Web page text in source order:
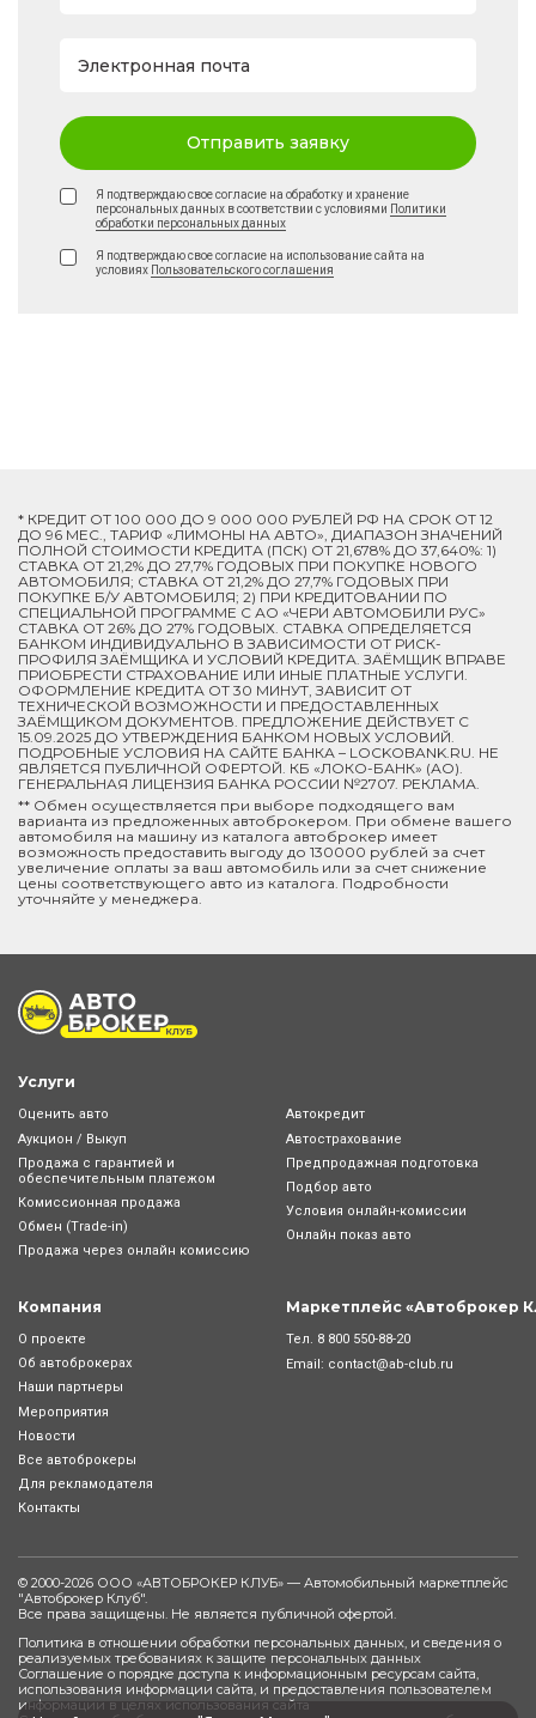
Электронная почта
Отправить заявку
Я подтверждаю свое согласие на обработку и хранение
персональных данных в соответствии с условиями Политики
обработки персональных данных
Я подтверждаю свое согласие на использование сайта на
условиях Пользовательского соглашения
* КРЕДИТ ОТ 100 000 ДО 9 000 000 РУБЛЕЙ РФ НА СРОК ОТ 12
ДО 96 МЕС., ТАРИФ «ЛИМОНЫ НА АВТО», ДИАПАЗОН ЗНАЧЕНИЙ
ПОЛНОЙ СТОИМОСТИ КРЕДИТА (ПСК) ОТ 21,678% ДО 37,640%: 1)
СТАВКА ОТ 21,2% ДО 27,7% ГОДОВЫХ ПРИ ПОКУПКЕ НОВОГО
АВТОМОБИЛЯ; СТАВКА ОТ 21,2% ДО 27,7% ГОДОВЫХ ПРИ
ПОКУПКЕ Б/У АВТОМОБИЛЯ; 2) ПРИ КРЕДИТОВАНИИ ПО
СПЕЦИАЛЬНОЙ ПРОГРАММЕ C АО «ЧЕРИ АВТОМОБИЛИ РУС»
СТАВКА ОТ 26% ДО 27% ГОДОВЫХ. СТАВКА ОПРЕДЕЛЯЕТСЯ
БАНКОМ ИНДИВИДУАЛЬНО В ЗАВИСИМОСТИ ОТ РИСК-
ПРОФИЛЯ ЗАЁМЩИКА И УСЛОВИЙ КРЕДИТА. ЗАЁМЩИК ВПРАВЕ
ПРИОБРЕСТИ СТРАХОВАНИЕ ИЛИ ИНЫЕ ПЛАТНЫЕ УСЛУГИ.
ОФОРМЛЕНИЕ КРЕДИТА ОТ 30 МИНУТ, ЗАВИСИТ ОТ
ТЕХНИЧЕСКОЙ ВОЗМОЖНОСТИ И ПРЕДОСТАВЛЕННЫХ
ЗАЁМЩИКОМ ДОКУМЕНТОВ. ПРЕДЛОЖЕНИЕ ДЕЙСТВУЕТ С
15.09.2025 ДО УТВЕРЖДЕНИЯ БАНКОМ НОВЫХ УСЛОВИЙ.
ПОДРОБНЫЕ УСЛОВИЯ НА САЙТЕ БАНКА – LOCKOBANK.RU. НЕ
ЯВЛЯЕТСЯ ПУБЛИЧНОЙ ОФЕРТОЙ. КБ «ЛОКО-БАНК» (АО).
ГЕНЕРАЛЬНАЯ ЛИЦЕНЗИЯ БАНКА РОССИИ №2707. РЕКЛАМА.
** Обмен осуществляется при выборе подходящего вам
варианта из предложенных автоброкером. При обмене вашего
автомобиля на машину из каталога автоброкер имеет
возможность предоставить выгоду до 130000 рублей за счет
увеличение оплаты за ваш автомобиль или за счет снижение
цены соответствующего авто из каталога. Подробности
уточняйте у менеджера.
Услуги
Оценить авто
Аукцион / Выкуп
Продажа с гарантией и
обеспечительным платежом
Комиссионная продажа
Обмен (Trade-in)
Продажа через онлайн комиссию
Автокредит
Автострахование
Предпродажная подготовка
Подбор авто
Условия онлайн-комиcсии
Онлайн показ авто
Компания
О проекте
Об автоброкерах
Наши партнеры
Мероприятия
Новости
Все автоброкеры
Для рекламодателя
Контакты
Маркетплейс «Автоброкер
Тел. 8 800 550-88-20
Email: contact@ab-club.ru
© 2000-2026 ООО «АВТОБРОКЕР КЛУБ» — Автомобильный маркетплейс
"Автоброкер Клуб".
Все права защищены. Не является публичной офертой.
Политика в отношении обработки персональных данных, и сведения о
реализуемых требованиях к защите персональных данных
Соглашение о порядке доступа к информационным ресурсам сайта,
использования информации сайта, и предоставления пользователем
информации в целях использования сайта